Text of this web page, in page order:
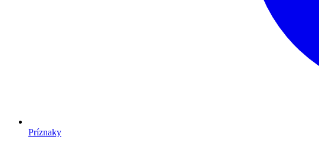
Príznaky